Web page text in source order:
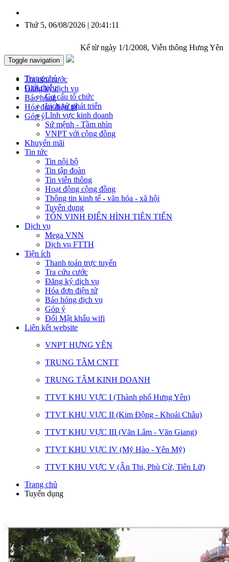
Tra cứu cước
Đăng ký dịch vụ
Báo hỏng
Hóa đơn điện tử
Góp ý
Thứ 5, 06/08/2026 | 20:41:12
Kể từ ngày 1/1/2008, Viễn thông Hưng Yên chính
Toggle navigation
Trang chủ
Giới thiệu
Cơ cấu tổ chức
Lịch sử phát triển
Lĩnh vực kinh doanh
Sứ mệnh - Tầm nhìn
VNPT với cộng đồng
Khuyến mãi
Tin tức
Tin nội bộ
Tin tập đoàn
Tin viễn thông
Hoạt động cộng đồng
Thông tin kinh tế - văn hóa - xã hội
Tuyển dụng
TÔN VINH ĐIỂN HÌNH TIÊN TIẾN
Dịch vụ
Mega VNN
Dịch vụ FTTH
Tiện ích
Thanh toán trực tuyến
Tra cứu cước
Đăng ký dịch vụ
Hóa đơn điện tử
Báo hỏng dịch vụ
Góp ý
Đổi Mật khẩu wifi
Liên kết website
VNPT HƯNG YÊN
TRUNG TÂM CNTT
TRUNG TÂM KINH DOANH
TTVT KHU VỰC I (Thành phố Hưng Yên)
TTVT KHU VỰC II (Kim Động - Khoái Châu)
TTVT KHU VỰC III (Văn Lâm - Văn Giang)
TTVT KHU VỰC IV (Mỹ Hào - Yên Mỹ)
TTVT KHU VỰC V (Ân Thi, Phù Cừ, Tiên Lữ)
Trang chủ
Tuyển dụng